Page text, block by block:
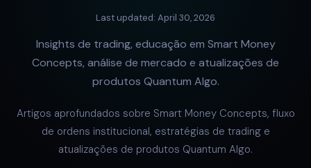
Last updated: April 30, 2026
Insights de trading, educação em Smart Money
Concepts, análise de mercado e atualizações de
produtos Quantum Algo.
Artigos aprofundados sobre Smart Money Concepts, fluxo
de ordens institucional, estratégias de trading e
atualizações de produtos Quantum Algo.